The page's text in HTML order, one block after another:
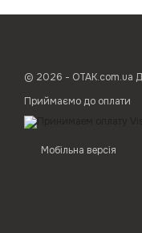
© 2026 - ОТАК.com.ua
Приймаємо до оплати
Мобільна версія